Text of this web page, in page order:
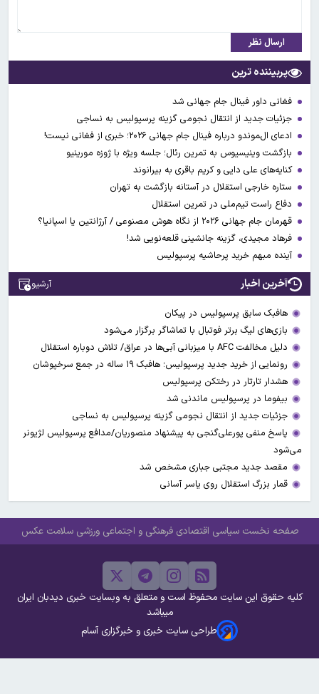
ارسال نظر
پربیننده ترین
فغانی داور فینال جام جهانی شد
جزئیات جدید از انتقال نجومی گزینه پرسپولیس به نساجی
ادعای ال‌‍موندو درباره فینال جام جهانی ۲۰۲۶؛ خبری از فغانی نیست!
بازگشت وینیسیوس به تمرین رئال؛ جلسه ویژه با ژوزه مورینیو
کنایه‌های علی دایی و کریم باقری به بیرانوند
ستاره خارجی استقلال در آستانه بازگشت به تهران
دفاع راست تیم‌ملی در تمرین استقلال
قهرمان جام جهانی ۲۰۲۶ از نگاه هوش مصنوعی / آرژانتین یا اسپانیا؟
فرهاد مجیدی، گزینه جانشینی قلعه‌نویی شد!
آینده مبهم خرید پرحاشیه پرسپولیس
آخرین اخبار آرشیو
هافبک سابق پرسپولیس در پیکان
بازی‌های لیگ برتر فوتبال با تماشاگر برگزار می‌شود
دلیل مخالفت AFC با میزبانی آبی‌ها در عراق/ تلاش دوباره استقلال
رونمایی از خرید جدید پرسپولیس؛ هافبک ۱۹ ساله در جمع سرخپوشان
هشدار تارتار در رختکن پرسپولیس
بیفوما در پرسپولیس ماندنی شد
جزئیات جدید از انتقال نجومی گزینه پرسپولیس به نساجی
پاسخ منفی پورعلی‌گنجی به پیشنهاد منصوریان/مدافع پرسپولیس لژیونر
می‌شود
مقصد جدید مجتبی جباری مشخص شد
قمار بزرگ استقلال روی یاسر آسانی
صفحه نخست سیاسی اقتصادی فرهنگی و اجتماعی ورزشی سلامت عکس
کلیه حقوق این سایت محفوظ است و متعلق به وبسایت خبری دیدبان ایران
میباشد
طراحی سایت خبری و خبرگزاری آسام